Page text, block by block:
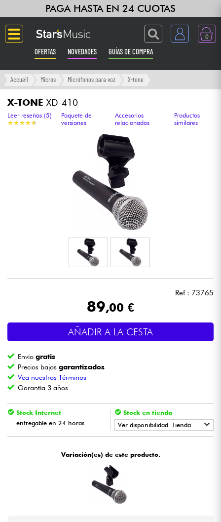
PAGA HASTA EN 24 CUOTAS
0
OFERTAS NOVEDADES GUÍAS DE COMPRA
Langue
Guitarras & Bajos
Ampli & Efectos
Sintetizadores & samplers
Sistemas de Sonido
Batería y percusión
Vientos
Violines y cuarteto
Accueil Micros Micrófonos para voz X-tone
X-TONE XD-410
★★★★★
★★★★★
Leer reseñas (5)
Paquete de
versiones
Accesorios
relacionados
Productos
similares
Ref : 73765
89,00 €
AÑADIR A LA CESTA
Envíogratis
Precios bajosgarantizados
Vea nuestros Términos
Garantía 3 años
Stock Internet
entregable en 24 horas
Stock en tienda
Ver disponibilidad. Tienda
•
•
Variación(es) de este producto.